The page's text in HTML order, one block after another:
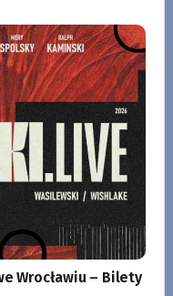
Wrocławiu – Bilety